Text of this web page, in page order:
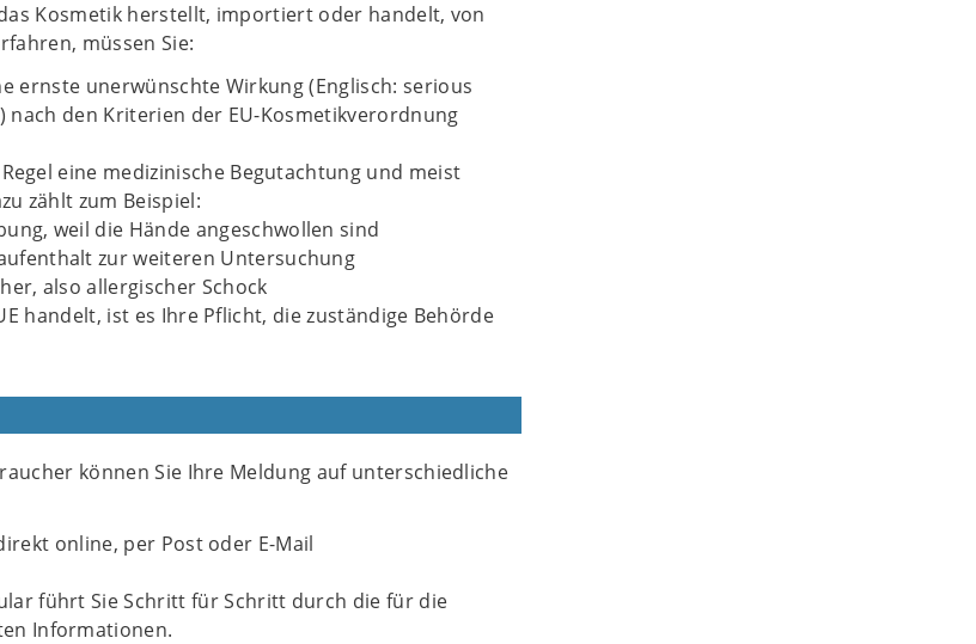
Kosmetik herstellt, importiert oder handelt, von
müssen Sie:
ernste unerwünschte Wirkung (Englisch: serious
nach den Kriterien der EU-Kosmetikverordnung
eine medizinische Begutachtung und meist
zählt zum Beispiel:
weil die Hände angeschwollen sind
zur weiteren Untersuchung
also allergischer Schock
handelt, ist es Ihre Pflicht, die zuständige Behörde
können Sie Ihre Meldung auf unterschiedliche
online, per Post oder E-Mail
führt Sie Schritt für Schritt durch die für die
Informationen.